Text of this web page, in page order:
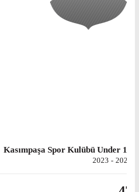
Kasımpaşa Spor Kulübü Under 19
2023 - 2025